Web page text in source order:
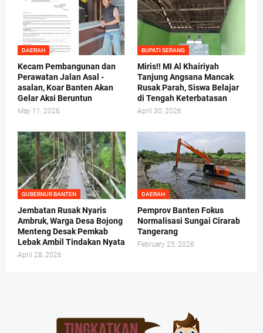
DAERAH
Kecam Pembangunan dan
Perawatan Jalan Asal -
asalan, Koar Banten Akan
Gelar Aksi Beruntun
May 11, 2026
BUPATI SERANG
Miris!! MI Al Khairiyah
Tanjung Angsana Mancak
Rusak Parah, Siswa Belajar
di Tengah Keterbatasan
April 30, 2026
GUBERNUR BANTEN
Jembatan Rusak Nyaris
Ambruk, Warga Desa Bojong
Menteng Desak Pemkab
Lebak Ambil Tindakan Nyata
April 28, 2026
DAERAH
Pemprov Banten Fokus
Normalisasi Sungai Cirarab
Tangerang
February 25, 2026